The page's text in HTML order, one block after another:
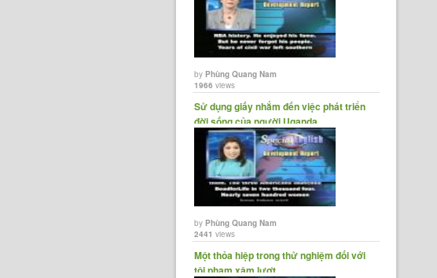
byPhùng Quang Nam
1966 views
Sử dụng giấy nhắm đến việc phát triển
đời sống của người Uganda.
byPhùng Quang Nam
2441 views
Một thỏa hiệp trong thử nghiệm đối với
tội phạm xâm lượt.